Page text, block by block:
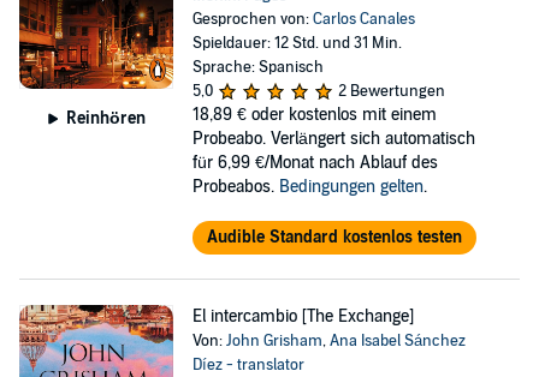
Reinhören
Gesprochen von:Carlos Canales
Spieldauer: 12 Std. und 31 Min.
Sprache: Spanisch
5,0
2 Bewertungen
18,89 € oder kostenlos mit einem
Probeabo. Verlängert sich automatisch
für 6,99 €/Monat nach Ablauf des
Probeabos. Bedingungen gelten.
Audible Standard kostenlos testen
El intercambio [The Exchange]
Von:John Grisham,Ana Isabel Sánchez
Díez - translator